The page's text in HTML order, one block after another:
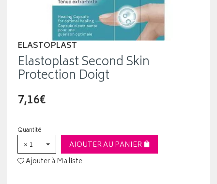
ELASTOPLAST
Elastoplast Second Skin
Protection Doigt
7,16€
Quantité
× 1
AJOUTER AU PANIER
Ajouter à Ma liste